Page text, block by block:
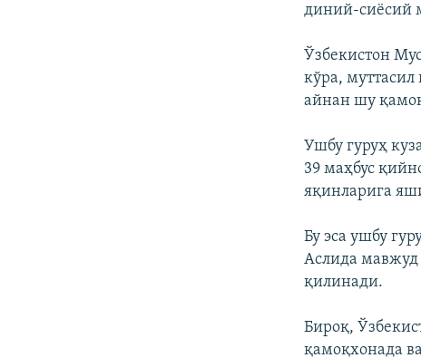
диний-сиёсий
Ўзбекистон
кўра,
айнан шу
Ушбу гуруҳ
39 маҳбус
яқинларига
Бу эса ушбу
Аслида мавжуд
қилинади.
Бироқ,
қамоқхонада